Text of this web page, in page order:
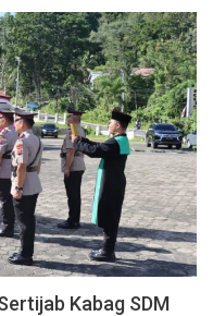
Kabag SDM